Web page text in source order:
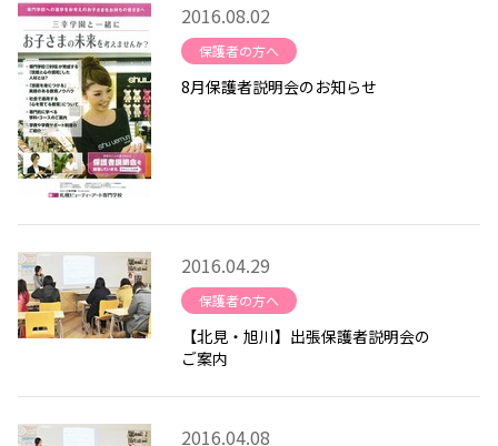
2016.08.02
保護者の方へ
8月保護者説明会のお知らせ
2016.04.29
保護者の方へ
【北見・旭川】出張保護者説明会の
ご案内
2016.04.08